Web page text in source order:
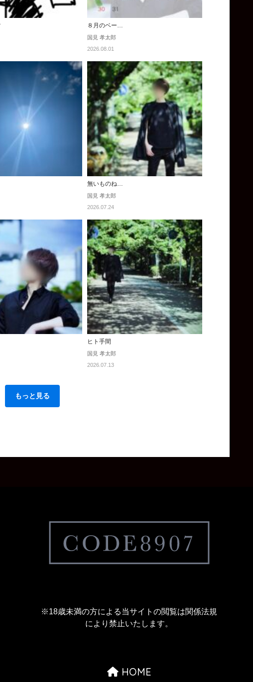
８月のベー…
国見 孝太郎
2026.08.01
無いものね…
国見 孝太郎
2026.07.24
ヒト手間
国見 孝太郎
2026.07.13
もっと見る
※18歳未満の方による当サイトの閲覧は関係法規
により禁止いたします。
HOME